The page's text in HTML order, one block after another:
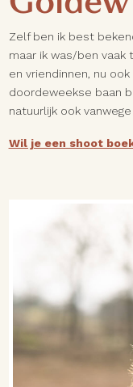
Zelf ben ik best
maar ik was/ben vaak
en vriendinnen, nu
doordeweekse baan
natuurlijk ook
Wil je een shoot